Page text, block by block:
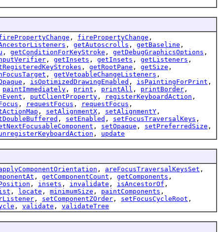
, firePropertyChange ,
, getAutoscrolls , getBaseline ,
, getConditionForKeyStroke , getDebugGraphicsOptions ,
, getInsets , getInsets , getListeners ,
, getRootPane , getSize ,
, getVetoableChangeListeners ,
, isOptimizedDrawingEnabled , isPaintingForPrint ,
paintImmediately , print , printAll , printBorder ,
, putClientProperty , registerKeyboardAction ,
, requestFocus , requestFocus ,
, setAlignmentX , setAlignmentY ,
, setEnabled , setFocusTraversalKeys ,
, setOpaque , setPreferredSize ,
, update
, areFocusTraversalKeysSet ,
, getComponentCount , getComponents ,
, insets , invalidate , isAncestorOf ,
, locate , minimumSize , paintComponents ,
, setComponentZOrder , setFocusCycleRoot ,
, validate , validateTree